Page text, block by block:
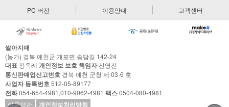
PC 버전 이용안내 고객센터
쌀아지매
(농가) 경북 예천군 개포면 송담길 142-24
대표 정옥례 개인정보 보호 책임자전영진
통신판매업신고번호 경북 예천 군청 제 03-6 호
사업자 등록번호512-05-89177
전화054-654-4981,010-9062-4981 팩스0504-080-4981
이용약관
개인정보처리방침